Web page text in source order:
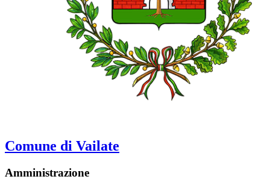
Comune di Vailate
Amministrazione